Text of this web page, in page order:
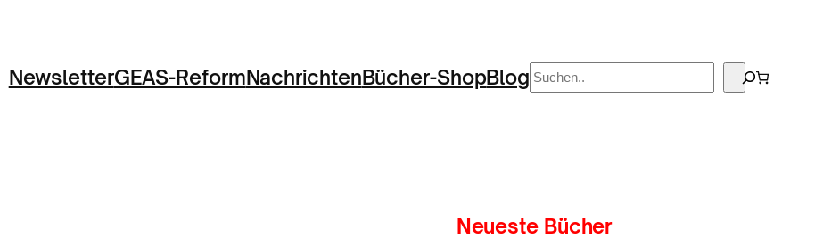
NewsletterGEAS-ReformNachrichtenBücher-ShopBlog Suchen
Neueste Bücher